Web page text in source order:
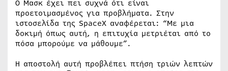
Ο Μασκ έχει πει συχνά ότι είναι
προετοιμασμένος για προβλήματα. Στην
ιστοσελίδα της SpaceX αναφέρεται: “Με μια
δοκιμή όπως αυτή, η επιτυχία μετριέται από το
πόσα μπορούμε να μάθουμε”.
Η αποστολή αυτή προβλέπει πτήση τριών λεπτών